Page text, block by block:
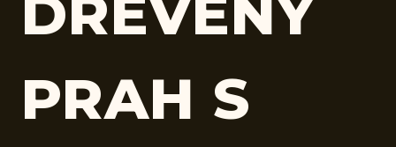
DREVENÝ
PRAH S